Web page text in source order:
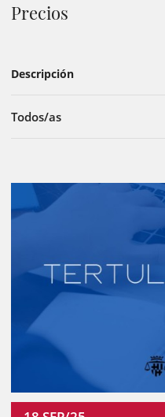
Precios
Descripción
Todos/as